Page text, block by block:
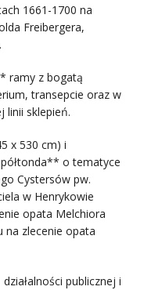
1661-1700 na
Freibergera,
ramy z bogatą
transepcie oraz w
linii sklepień.
x 530 cm) i
o tematyce
Cystersów pw.
w Henrykowie
opata Melchiora
na zlecenie opata
publicznej i